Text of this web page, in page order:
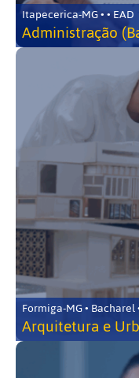
Itapecerica-MG • • EAD
Administração
Formiga-MG •
Arquitetura e